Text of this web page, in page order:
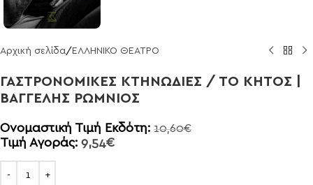
Αρχική σελίδα /ΕΛΛΗΝΙΚΟ ΘΕΑΤΡΟ
ΓΑΣΤΡΟΝΟΜΙΚΕΣ ΚΤΗΝΩΔΙΕΣ / ΤΟ ΚΗΤΟΣ |
ΒΑΓΓΕΛΗΣ ΡΩΜΝΙΟΣ
Ονομαστική Τιμή Εκδότη: 10,60€
Τιμή Αγοράς: 9,54€